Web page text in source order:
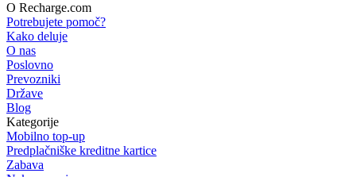
O Recharge.com
Potrebujete pomoč?
Kako deluje
O nas
Poslovno
Prevozniki
Države
Blog
Kategorije
Mobilno top-up
Predplačniške kreditne kartice
Zabava